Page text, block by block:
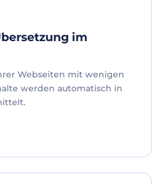
im
Webseiten mit wenigen
werden automatisch in